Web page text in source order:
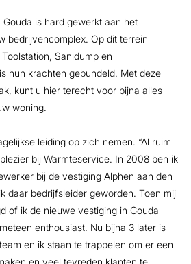
is hard gewerkt aan het
bedrijvencomplex. Op dit terrein
Sanidump en
hun krachten gebundeld. Met deze
kunt u hier terecht voor bijna alles
woning.
leiding op zich nemen. “Al ruim
bij Warmteservice. In 2008 ben ik
bij de vestiging Alphen aan den
daar bedrijfsleider geworden. Toen mij
of ik de nieuwe vestiging in Gouda
enthousiast. Nu bijna 3 later is
en ik staan te trappelen om er een